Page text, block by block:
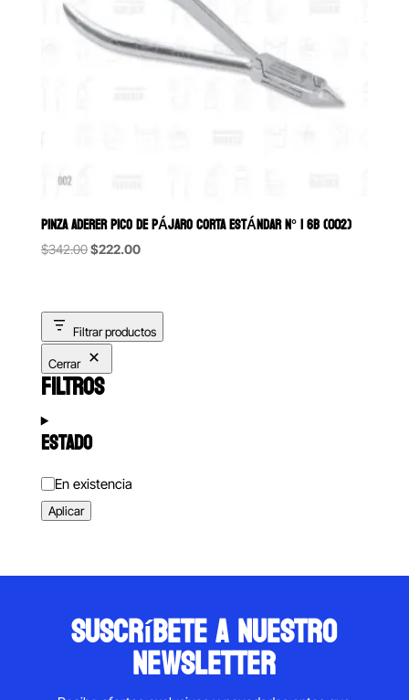
PINZA ADERER PICO DE PÁJARO CORTA ESTÁNDAR N° 1 6B (002)
$342.00Original
$342.00.
$222.00Current
$222.00.
Filtrar productos
Cerrar
FILTROS
ESTADO
Estado
En existencia
Aplicar
suscríbete a nuestro
newsletter